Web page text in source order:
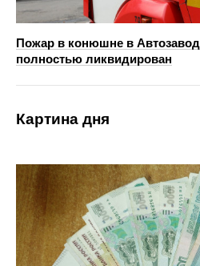
Пожар в конюшне в
полностью ликвидирован
Картина дня